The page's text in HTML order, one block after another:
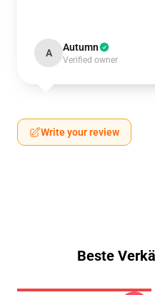
A Autumn
Verified owner
Write your review
Beste